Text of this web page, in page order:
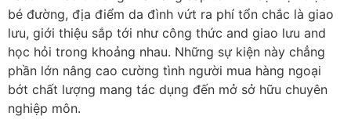
bé đường, địa điểm da đình vứt ra phí tổn chắc là giao
lưu, giới thiệu sắp tới như công thức and giao lưu and
học hỏi trong khoảng nhau. Những sự kiện này chẳng
phần lớn nâng cao cường tình người mua hàng ngoại
bớt chất lượng mang tác dụng đến mở sở hữu chuyên
nghiệp môn.